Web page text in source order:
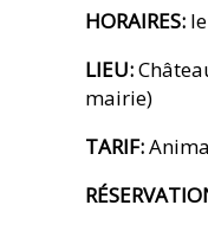
HORAIRES:
LIEU:
mairie)
TARIF: